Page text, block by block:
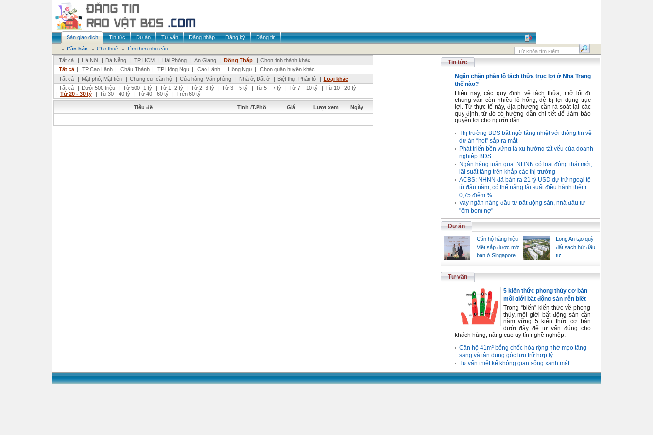
Sàn giao dịch Tin tức Dự án Tư vấn Đăng nhập Đăng ký
Đăng tin
Cần bán
Cho thuê
Tìm theo nhu cầu
Tất cả
| Hà Nội | Đà Nẵng | TP HCM | Hải Phòng | An Giang | Đồng Tháp | Chọn tỉnh thành khác
Tất cả | TP.Cao Lãnh | Châu Thành | TP.Hồng Ngự | Cao Lãnh | Hồng Ngự |
Chọn quận huyện khác
Tất cả
| Mặt phố, Mặt tiền | Chung cư ,căn hộ | Cửa hàng, Văn phòng | Nhà ở, Đất ở | Biệt thự, Phân lô | Loại khác
Tất cả
| Dưới 500 triệu | Từ 500 -1 tỷ | Từ 1 -2 tỷ | Từ 2 -3 tỷ | Từ 3 – 5 tỷ | Từ 5 – 7 tỷ | Từ 7 – 10 tỷ | Từ 10 - 20 tỷ
| Từ 20 - 30 tỷ | Từ 30 - 40 tỷ | Từ 40 - 60 tỷ | Trên 60 tỷ
Tiêu đề Tỉnh /T.Phố Giá Lượt xem Ngày
Tin tức
Ngăn chặn phân lô tách thửa trục lợi ở Nha Trang
thế nào?
Hiện nay, các quy định về tách thửa, mở lối đi
chung vẫn còn nhiều lổ hổng, dễ bị lợi dụng trục
lợi. Từ thực tế này, địa phương cần rà soát lại các
quy định, từ đó có hướng dẫn chi tiết để đảm bảo
quyền lợi cho người dân.
Thị trường BĐS bất ngờ tăng nhiệt với thông tin về
dự án “hot” sắp ra mắt
Phát triển bền vững là xu hướng tất yếu của doanh
nghiệp BĐS
Ngân hàng tuần qua: NHNN có loạt động thái mới,
lãi suất tăng trên khắp các thị trường
ACBS: NHNN đã bán ra 21 tỷ USD dự trữ ngoại tệ
từ đầu năm, có thể nâng lãi suất điều hành thêm
0,75 điểm %
Vay ngân hàng đầu tư bất động sản, nhà đầu tư
"ôm bom nợ"
Dự án
Căn hộ hàng hiệu
Việt sắp được mở
bán ở Singapore
Long An tạo quỹ
đất sạch hút đầu
tư
Tư vấn
5 kiến thức phong thủy cơ bản
môi giới bất động sản nên biết
Trong “biển” kiến thức về phong
thủy, môi giới bất động sản cần
nắm vững 5 kiến thức cơ bản
dưới đây để tư vấn đúng cho
khách hàng, nâng cao uy tín nghề nghiệp.
Căn hộ 41m² bỗng chốc hóa rộng nhờ mẹo tăng
sáng và tận dụng góc lưu trữ hợp lý
Tư vấn thiết kế không gian sống xanh mát